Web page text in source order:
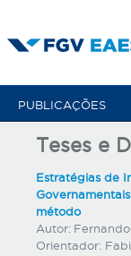
para
PUBLICAÇÕES
Teses e
Estratégias de
método
Autor:
Orientador: